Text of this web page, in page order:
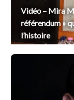
Vidéo – Mira
référendum »
l’histoire